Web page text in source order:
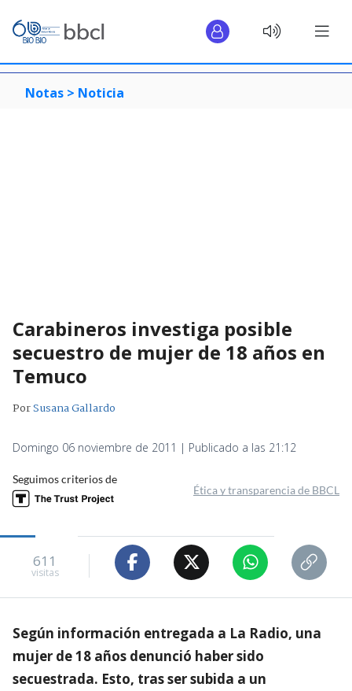
Notas > Noticia
Carabineros investiga posible
secuestro de mujer de 18 años en
Temuco
PorSusana Gallardo
Domingo 06 noviembre de 2011 | Publicado a las 21:12
Seguimos criterios de
Ética y transparencia de BBCL
611
visitas
Según información entregada a La Radio, una
mujer de 18 años denunció haber sido
secuestrada. Esto, tras ser subida a un